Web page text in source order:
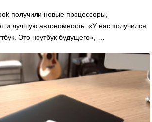
получили новые процессоры,
и лучшую автономность. «У нас получился
Это ноутбук будущего», …